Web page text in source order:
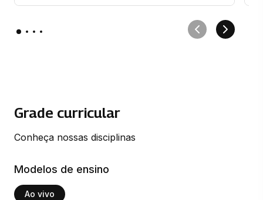
Grade curricular
Conheça nossas disciplinas
Modelos de ensino
Ao vivo